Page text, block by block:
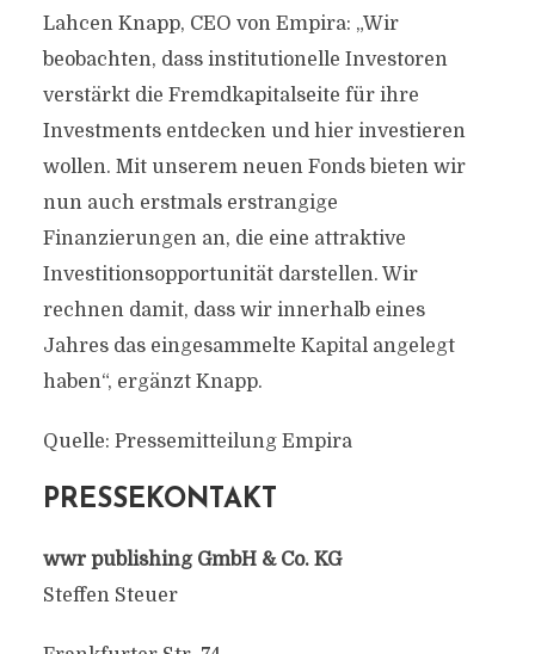
Lahcen Knapp, CEO von Empira: „Wir
beobachten, dass institutionelle Investoren
verstärkt die Fremdkapitalseite für ihre
Investments entdecken und hier investieren
wollen. Mit unserem neuen Fonds bieten wir
nun auch erstmals erstrangige
Finanzierungen an, die eine attraktive
Investitionsopportunität darstellen. Wir
rechnen damit, dass wir innerhalb eines
Jahres das eingesammelte Kapital angelegt
haben“, ergänzt Knapp.
Quelle: Pressemitteilung Empira
PRESSEKONTAKT
wwr publishing GmbH & Co. KG
Steffen Steuer